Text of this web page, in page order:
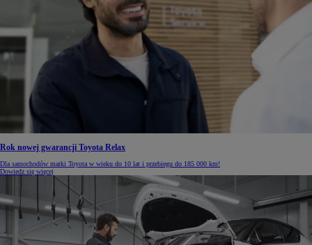
Rok nowej gwarancji Toyota Relax
Dla samochodów marki Toyota w wieku do 10 lat i przebiegu do 185 000 km!
Dowiedz się więcej